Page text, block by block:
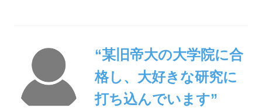
“某旧帝大の大学院に合
格し、大好きな研究に
打ち込んでいます”